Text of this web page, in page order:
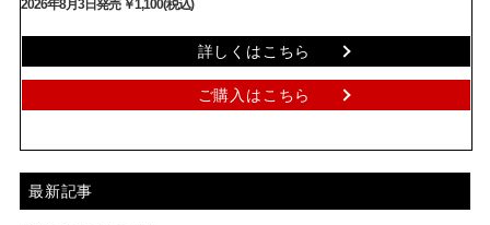
2026年8月3日発売 ￥1,100(税込)
詳しくはこちら
ご購入はこちら
最新記事